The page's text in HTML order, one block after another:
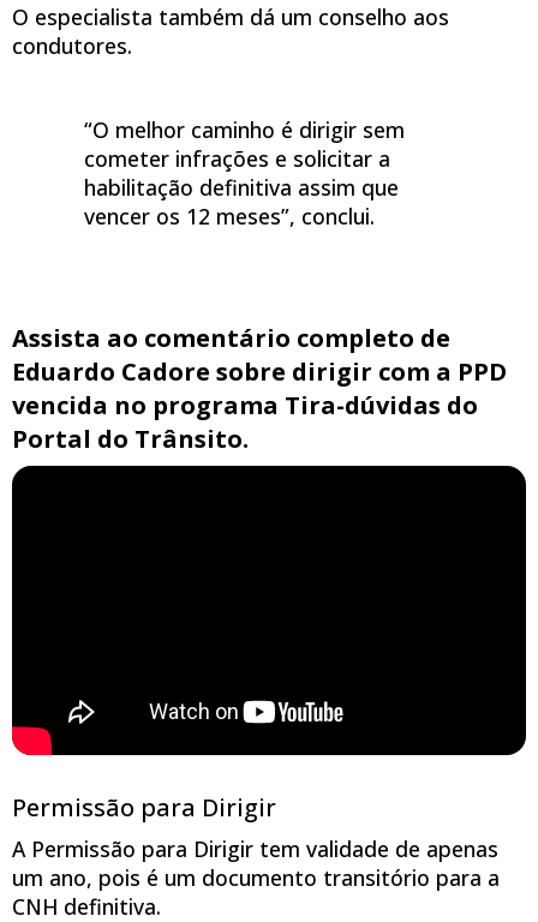
O especialista também dá um conselho aos
condutores.
“O melhor caminho é dirigir sem
cometer infrações e solicitar a
habilitação definitiva assim que
vencer os 12 meses”, conclui.
Assista ao comentário completo de
Eduardo Cadore sobre dirigir com a PPD
vencida no programa Tira-dúvidas do
Portal do Trânsito.
Permissão para Dirigir
A Permissão para Dirigir tem validade de apenas
um ano, pois é um documento transitório para a
CNH definitiva.